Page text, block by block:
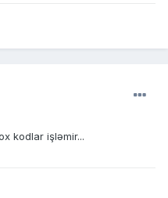
kodlar işləmir...